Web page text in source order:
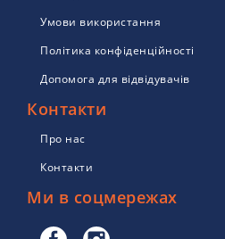
Умови використання
Політика конфіденційності
Допомога для відвідувачів
Контакти
Про нас
Контакти
Ми в соцмережах